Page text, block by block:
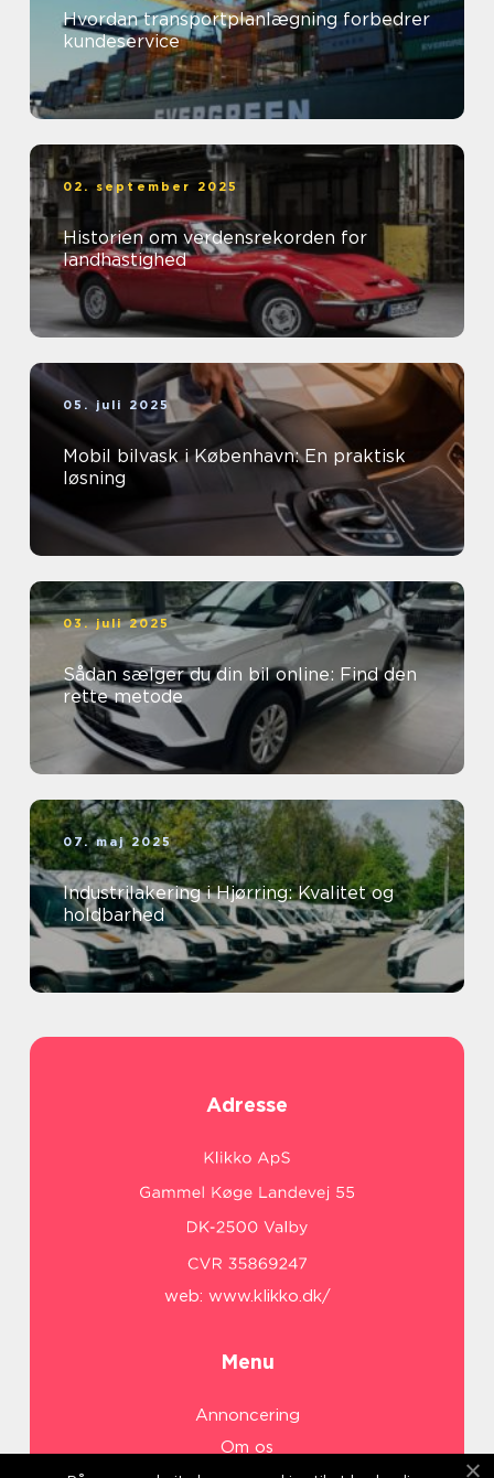
Hvordan transportplanlægning forbedrer
kundeservice
02. september 2025
Historien om verdensrekorden for
landhastighed
05. juli 2025
Mobil bilvask i København: En praktisk
løsning
03. juli 2025
Sådan sælger du din bil online: Find den
rette metode
07. maj 2025
Industrilakering i Hjørring: Kvalitet og
holdbarhed
Adresse
web: www.klikko.dk/
Menu
Annoncering
Om os